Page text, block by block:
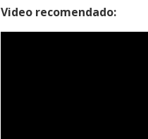
Video recomendado: